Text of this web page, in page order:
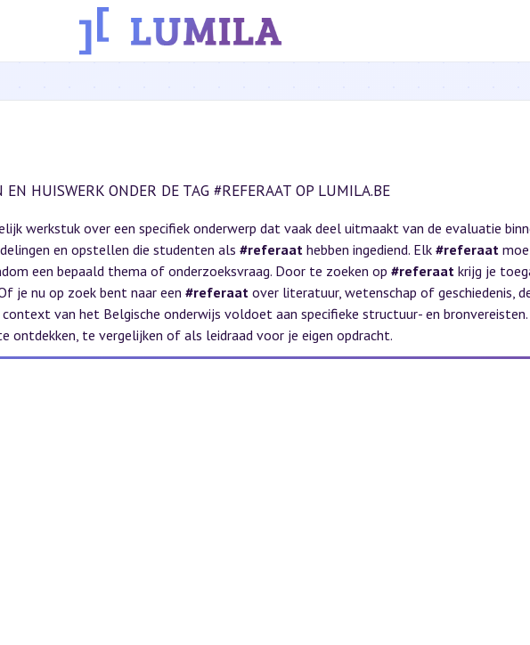
HUISWERK ONDER DE TAG #REFERAAT OP LUMILA.BE
werkstuk over een specifiek onderwerp dat vaak deel uitmaakt van de evaluatie
en opstellen die studenten als #referaat hebben ingediend. Elk #referaat
een bepaald thema of onderzoeksvraag. Door te zoeken op #referaat krijg je
je nu op zoek bent naar een #referaat over literatuur, wetenschap of geschiedenis,
context van het Belgische onderwijs voldoet aan specifieke structuur- en
te vergelijken of als leidraad voor je eigen opdracht.